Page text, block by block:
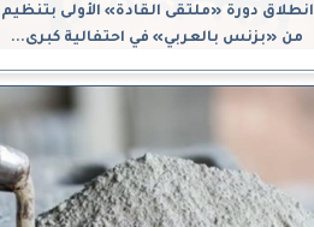
انطلاق دورة «ملتقى القادة» الأولى بتنظيم
من «بزنس بالعربي» في احتفالية كبرى...